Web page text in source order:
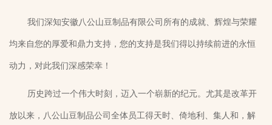
我们深知安徽八公山豆制品有限公司所有的成就、辉煌与荣耀
均来自您的厚爱和鼎力支持，您的支持是我们得以持续前进的永恒
动力，对此我们深感荣幸！
历史跨过一个伟大时刻，迈入一个崭新的纪元。尤其是改革开
放以来，八公山豆制品公司全体员工得天时、倚地利、集人和，解